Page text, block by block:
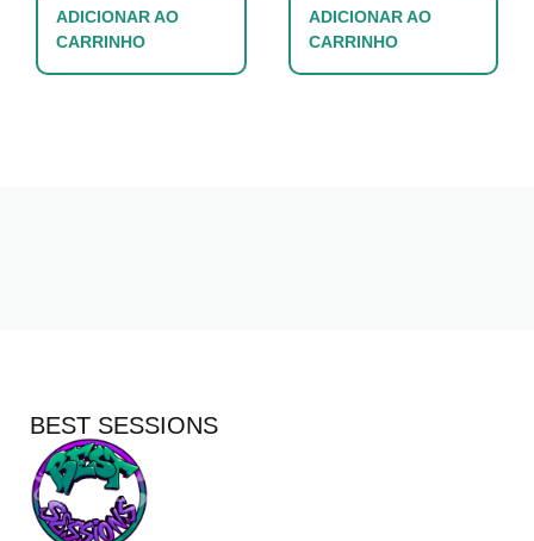
ADICIONAR AO
CARRINHO
ADICIONAR AO
CARRINHO
BEST SESSIONS